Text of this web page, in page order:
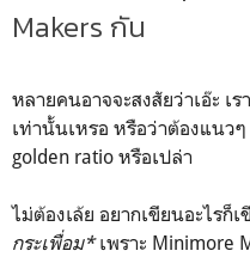
Makers กัน
หลายคนอาจจะสงสัยว่าเอ๊ะ เ
เท่านั้นเหรอ หรือว่าต้องแนว
golden ratio หรือเปล่า
ไม่ต้องเล้ย อยากเขียนอะไรก็เ
กระเพื่อม*เพราะ Minimore